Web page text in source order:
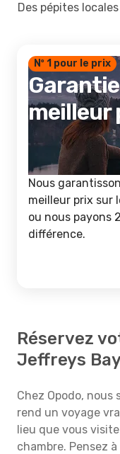
Des pépites
Nº 1 pour le prix
meilleur
Nous
meilleur prix sur
ou nous payons
différence.
Réservez
Jeffreys
Chez Opodo, nous
rend un voyage
lieu que vous
chambre. Pensez